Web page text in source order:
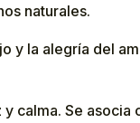
naturales.
y la alegría del
calma. Se asocia